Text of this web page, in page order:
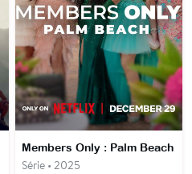
Members Only : Palm Beach
Série • 2025